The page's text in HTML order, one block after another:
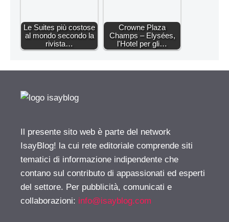
Le Suites più costose
al mondo secondo la
rivista…
Crowne Plaza
Champs – Elysées,
l'Hotel per gli…
Il presente sito web è parte del network
IsayBlog! la cui rete editoriale comprende siti
tematici di informazione indipendente che
contano sul contributo di appassionati ed esperti
del settore. Per pubblicità, comunicati e
collaborazioni: info@isayblog.com